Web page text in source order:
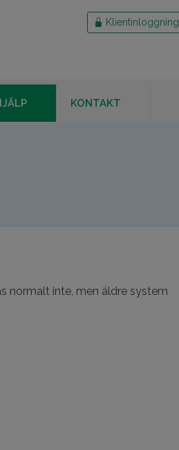
Klientinloggning
KONTAKT
normalt inte, men äldre system